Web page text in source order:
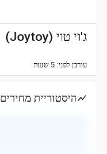
ג'וי טוי (Joytoy)
עודכן לפני: 5 שעות
היסטוריית מחירים